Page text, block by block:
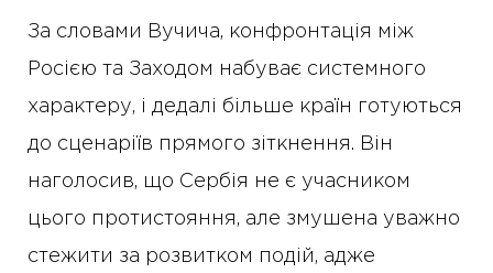
За словами Вучича, конфронтація між
Росією та Заходом набуває системного
характеру, і дедалі більше країн готуються
до сценаріїв прямого зіткнення. Він
наголосив, що Сербія не є учасником
цього протистояння, але змушена уважно
стежити за розвитком подій, адже